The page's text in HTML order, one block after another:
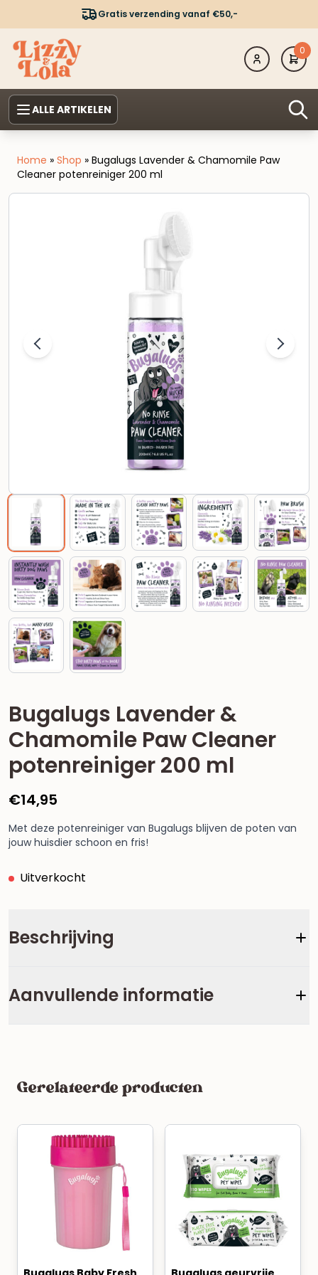
Gratis verzending vanaf €50,-
0
ALLE ARTIKELEN
Home » Shop » Bugalugs Lavender & Chamomile Paw
Cleaner potenreiniger 200 ml
Beschrijving
Aanvullende informatie
Bugalugs Lavender &
Chamomile Paw Cleaner
potenreiniger 200 ml
€14,95
Met deze potenreiniger van Bugalugs blijven de poten van
jouw huisdier schoon en fris!
Uitverkocht
Gerelateerde producten